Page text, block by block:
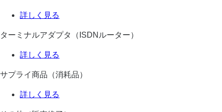
詳しく見る
ターミナルアダプタ（ISDNルーター）
詳しく見る
サプライ商品（消耗品）
詳しく見る